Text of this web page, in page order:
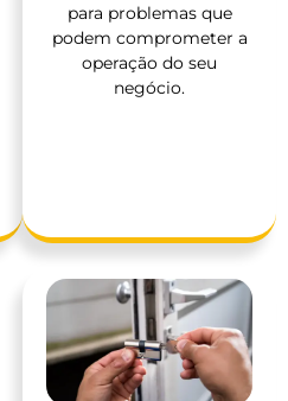
para problemas que
podem comprometer a
operação do seu
negócio.